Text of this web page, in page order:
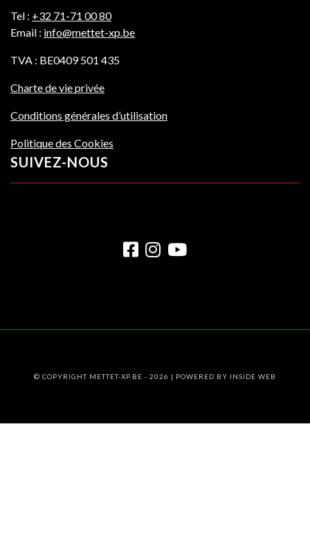
Tel : +32 71-71 00 80
Email : info@mettet-xp.be
TVA : BE0409 501 435
Charte de vie privée
Conditions générales d’utilisation
Politique des Cookies
SUIVEZ-NOUS
© COPYRIGHT METTET-XP.BE - 2026 | POWERED BY INSIDE WEB